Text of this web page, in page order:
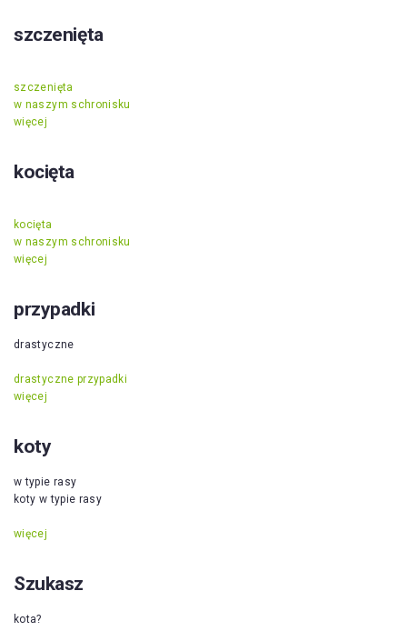
szczenięta
szczenięta
w naszym schronisku
więcej
kocięta
kocięta
w naszym schronisku
więcej
przypadki
drastyczne
drastyczne przypadki
więcej
koty
w typie rasy
koty w typie rasy
więcej
Szukasz
kota?